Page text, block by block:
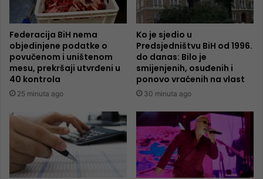
Federacija BiH nema
objedinjene podatke o
povučenom i uništenom
mesu, prekršaji utvrđeni u
40 kontrola
25 minuta ago
Ko je sjedio u
Predsjedništvu BiH od 1996.
do danas: Bilo je
smijenjenih, osuđenih i
ponovo vraćenih na vlast
30 minuta ago